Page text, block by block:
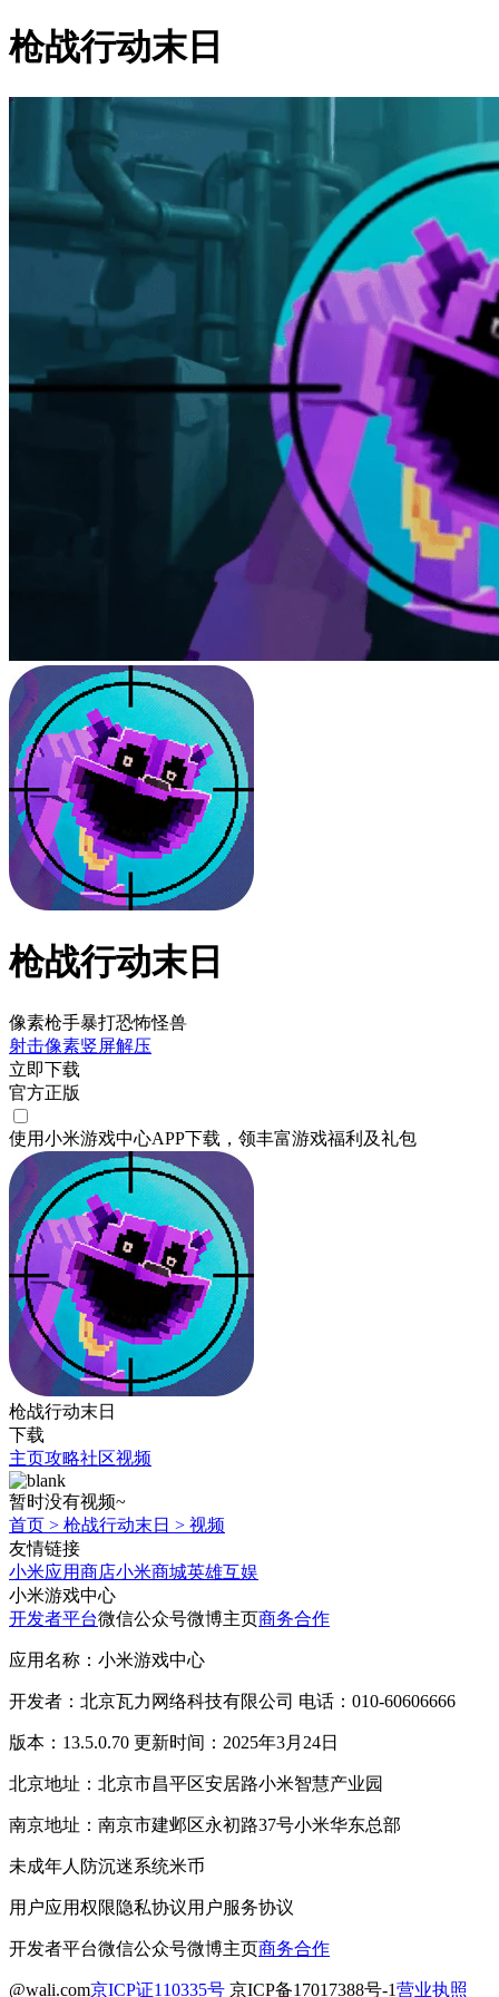
枪战行动末日
枪战行动末日
像素枪手暴打恐怖怪兽
射击像素竖屏解压
立即下载
官方正版
使用小米游戏中心APP下载 ，领丰富游戏福利 及礼包
枪战行动末日
下载
主页攻略社区视频
暂时没有视频~
首页 > 枪战行动末日 > 视频
友情链接
小米应用商店小米商城英雄互娱
小米游戏中心
开发者平台微信公众号微博主页商务合作
应用名称：小米游戏中心
开发者：北京瓦力网络科技有限公司 电话：010-60606666
版本：13.5.0.70 更新时间：2025年3月24日
北京地址：北京市昌平区安居路小米智慧产业园
南京地址：南京市建邺区永初路37号小米华东总部
未成年人防沉迷系统米币
用户应用权限隐私协议用户服务协议
开发者平台微信公众号微博主页商务合作
@wali.com京ICP证110335号 京ICP备17017388号-1营业执照